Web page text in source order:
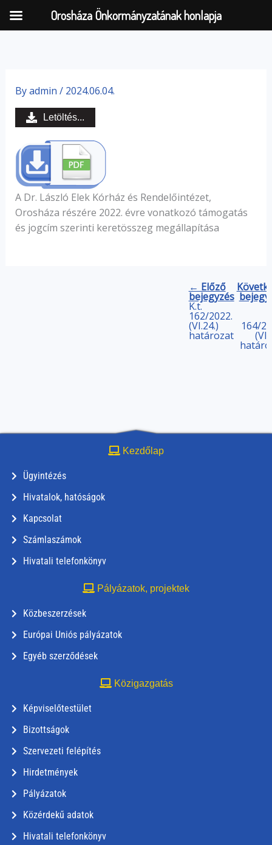
content
Byadmin / 2024.06.04.
A Dr. László Elek Kórház és Rendelőintézet,
Orosháza részére 2022. évre vonatkozó támogatás
és jogcím szerinti keretösszeg megállapítása
Letöltés...
← Előző
bejegyzés
K.t.
162/2022.
(VI.24.)
határozat
164/
Kezdőlap
Ügyintézés
Hivatalok, hatóságok
Kapcsolat
Számlaszámok
Hivatali telefonkönyv
Pályázatok, projektek
Közbeszerzések
Európai Uniós pályázatok
Egyéb szerződések
Közigazgatás
Képviselőtestület
Bizottságok
Szervezeti felépítés
Hirdetmények
Pályázatok
Közérdekű adatok
Hivatali telefonkönyv
Orosháza Önkormányzatának honlapja